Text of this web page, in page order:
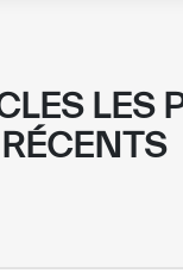
LES
RÉCENTS